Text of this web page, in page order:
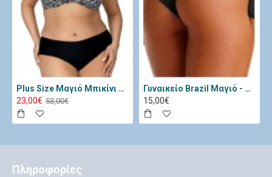
Plus Size Μαγιό Μπικίνι Lorin Μαύρο Λευκό L-3065
23,00€ 53,00€
Γυναικείο Brazil Μαγιό - Katia Μαύρο 11334-Black
15,00€
Πληροφορίες